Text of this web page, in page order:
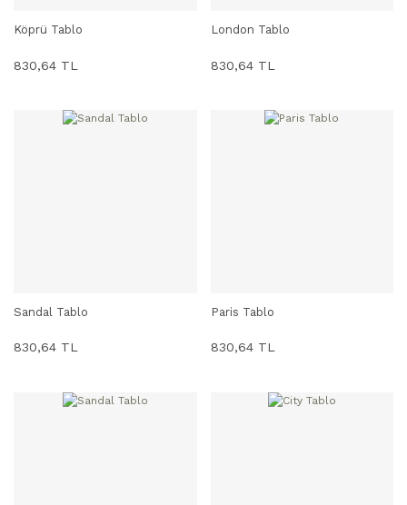
SEPETE EKLE
Köprü Tablo
830,64 TL
SEPETE EKLE
London Tablo
830,64 TL
SEPETE EKLE
Sandal Tablo
830,64 TL
SEPETE EKLE
Paris Tablo
830,64 TL